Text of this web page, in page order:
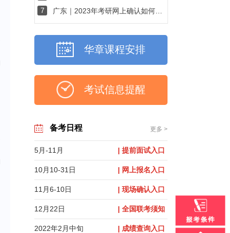
7
华章课程安排
考试信息提醒
备考日程 更多 >
5月-11月 | 提前面试入口
10月10-31日 | 网上报名入口
11月6-10日 | 现场确认入口
12月22日 | 全国联考须知
2022年2月中旬 | 成绩查询入口